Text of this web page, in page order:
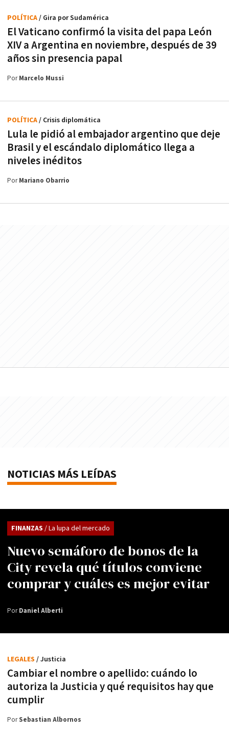
El Vaticano confirmó la visita del papa León
XIV a Argentina en noviembre, después de 39
años sin presencia papal
POLÍTICA/ Gira por Sudamérica
PorMarcelo Mussi
Lula le pidió al embajador argentino que deje
Brasil y el escándalo diplomático llega a
niveles inéditos
POLÍTICA/ Crisis diplomática
PorMariano Obarrio
NOTICIAS MÁS LEÍDAS
Nuevo semáforo de bonos de la
City revela qué títulos conviene
comprar y cuáles es mejor evitar
FINANZAS / La lupa del mercado
PorDaniel Alberti
Cambiar el nombre o apellido: cuándo lo
autoriza la Justicia y qué requisitos hay que
cumplir
LEGALES / Justicia
PorSebastian Albornos